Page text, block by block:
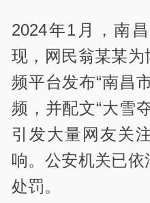
2024年1月，南
现，网民翁某某
频平台发布“南昌
频，并配文“大雪
引发大量网友关
响。公安机关已
处罚。